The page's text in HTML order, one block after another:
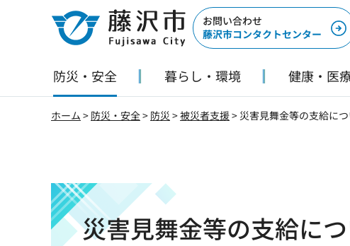
藤沢市
お問い合わせ
藤沢市コンタクトセンター
防災・安全 暮らし・環境 健康・医
ホーム > 防災・安全> 防災 >被災者支援> 災害見舞金等の支給に
災害見舞金等の支給に